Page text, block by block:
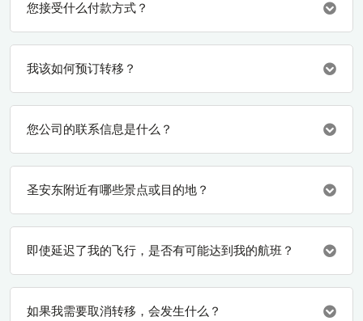
您接受什么付款方式？
我该如何预订转移？
您公司的联系信息是什么？
圣安东附近有哪些景点或目的地？
即使延迟了我的飞行，是否有可能达到我的航班？
如果我需要取消转移，会发生什么？